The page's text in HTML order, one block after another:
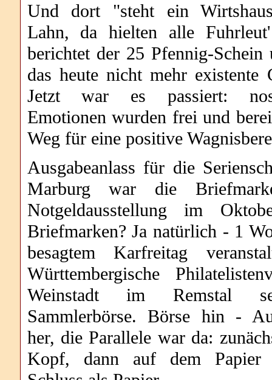
Und dort "steht ein
Lahn, da hielten alle
berichtet der 25 Pfennig-Schein
das heute nicht mehr existente
Jetzt war es passiert:
Emotionen wurden frei und
Weg für eine positive
Ausgabeanlass für die
Marburg war die
Notgeldausstellung im
Briefmarken? Ja natürlich - 1
besagtem Karfreitag
Württembergische
Weinstadt im Remstal
Sammlerbörse. Börse hin -
her, die Parallele war da:
Kopf, dann auf dem Papier